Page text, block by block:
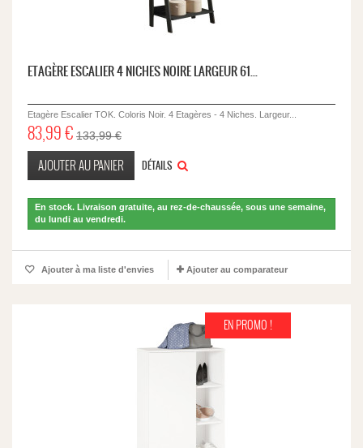
ETAGÈRE ESCALIER 4 NICHES NOIRE LARGEUR 61...
Etagère Escalier TOK. Coloris Noir. 4 Etagères - 4 Niches. Largeur...
83,99 € 133,99 €
AJOUTER AU PANIER DÉTAILS
En stock. Livraison gratuite, au rez-de-chaussée, sous une semaine,
du lundi au vendredi.
Ajouter à ma liste d'envies Ajouter au comparateur
EN PROMO !